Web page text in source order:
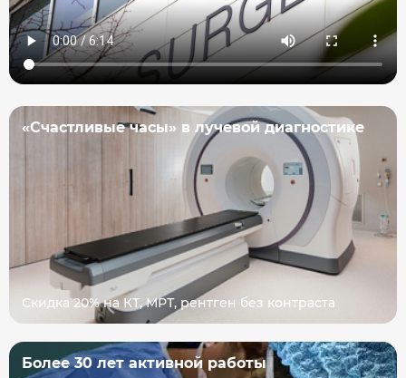
«Счастливые часы» в лучевой диагностике
Скидка 20% на КТ, МРТ, рентген без контраста
Более 30 лет активной работы